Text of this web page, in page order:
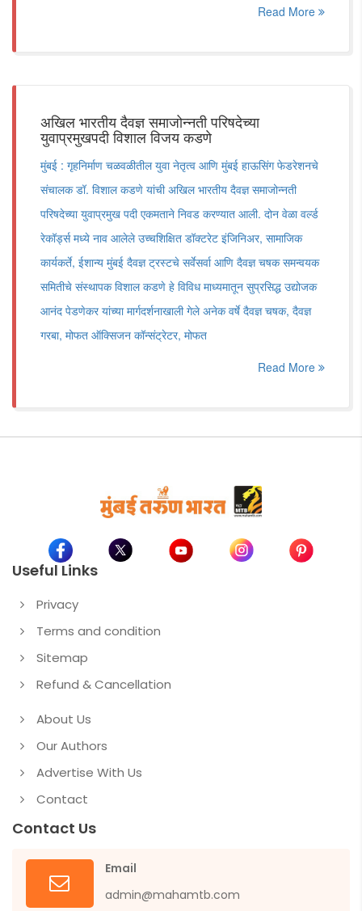
Read More
अखिल भारतीय दैवज्ञ समाजोन्नती परिषदेच्या
युवाप्रमुखपदी विशाल विजय कडणे
मुंबई : गृहनिर्माण चळवळीतील युवा नेतृत्व आणि मुंबई हाऊसिंग फेडरेशनचे
संचालक डॉ. विशाल कडणे यांची अखिल भारतीय दैवज्ञ समाजोन्नती
परिषदेच्या युवाप्रमुख पदी एकमताने निवड करण्यात आली. दोन वेळा वर्ल्ड
रेकॉर्ड्स मध्ये नाव आलेले उच्चशिक्षित डॉक्टरेट इंजिनिअर, सामाजिक
कार्यकर्ते, ईशान्य मुंबई दैवज्ञ ट्रस्टचे सर्वेसर्वा आणि दैवज्ञ चषक समन्वयक
समितीचे संस्थापक विशाल कडणे हे विविध माध्यमातून सुप्रसिद्ध उद्योजक
आनंद पेडणेकर यांच्या मार्गदर्शनाखाली गेले अनेक वर्षे दैवज्ञ चषक, दैवज्ञ
गरबा, मोफत ऑक्सिजन कॉन्संट्रेटर, मोफत
Read More
Useful Links
Privacy
Terms and condition
Sitemap
Refund & Cancellation
About Us
Our Authors
Advertise With Us
Contact
Contact Us
Email
admin@mahamtb.com